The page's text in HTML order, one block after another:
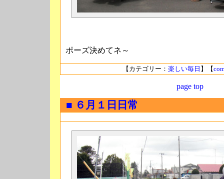
ポーズ決めてネ～
【カテゴリー： 楽しい毎日 】【
page top
■ ６月１日日常